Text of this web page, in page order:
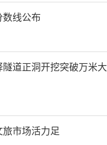
群众出行通畅。
线公布
道正洞开挖突破万米大
市场活力足